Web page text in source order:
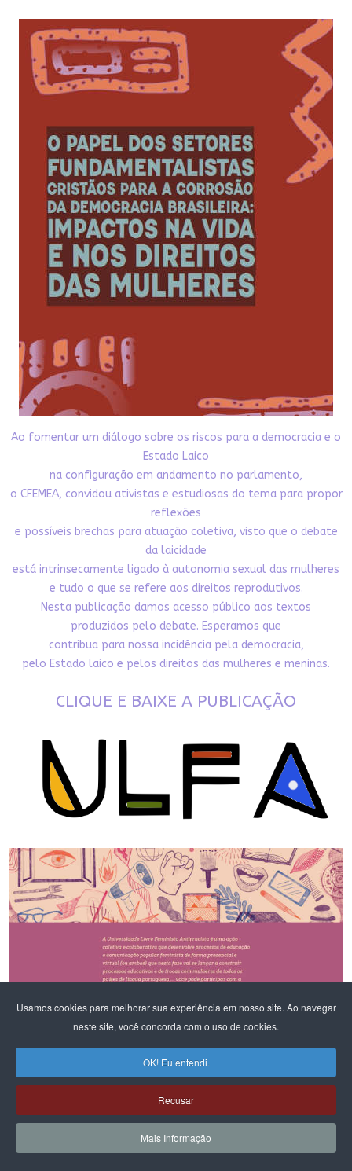
Usamos cookies para melhorar sua experiência em nosso site. Ao navegar
neste site, você concorda com o uso de cookies.
OK! Eu entendi.
Recusar
Mais Informação
Ao fomentar um diálogo sobre os riscos para a democracia e o
Estado Laico
na configuração em andamento no parlamento,
o CFEMEA, convidou ativistas e estudiosas do tema para propor
reflexões
e possíveis brechas para atuação coletiva, visto que o debate
da laicidade
está intrinsecamente ligado à autonomia sexual das mulheres
e tudo o que se refere aos direitos reprodutivos.
Nesta publicação damos acesso público aos textos
produzidos pelo debate. Esperamos que
contribua para nossa incidência pela democracia,
pelo Estado laico e pelos direitos das mulheres e meninas.
CLIQUE E BAIXE A PUBLICAÇÃO
REPOSITÓRIO
PORTAL BRASIL - ÁFRICA
PLATAFORMA DE CURSOS E ATIVIDADES
PLATAFORMA DE CURSOS E ATIVIDADES DF E RIDE - CFEMEA E MST